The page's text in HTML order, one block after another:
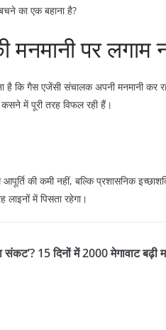
का एक बहाना है?
मनमानी पर लगाम
कि गैस एजेंसी संचालक अपनी मनमानी कर रहे
में पूरी तरह विफल रही हैं।
की कमी नहीं, बल्कि प्रशासनिक
में पिसता रहेगा।
संकट’? 15 दिनों में 2000 मेगावाट बढ़ी